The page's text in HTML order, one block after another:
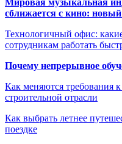
Мировая музыкальная
сближается с кино:
Технологичный офис:
сотрудникам работать
Почему непрерывное
Как меняются требования
строительной отрасли
Как выбрать летнее
поездке